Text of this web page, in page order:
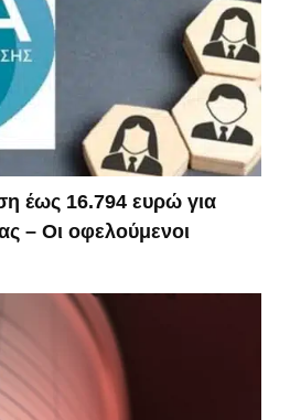
έως 16.794 ευρώ για
– Οι οφελούμενοι